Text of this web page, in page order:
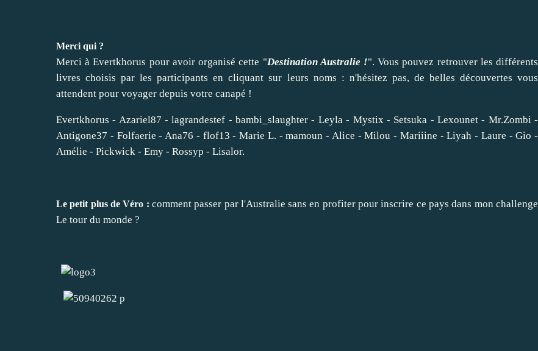
Merci qui ?
Merci à Evertkhorus pour avoir organisé cette "Destination Australie !". Vous pouvez retrouver les différents
livres choisis par les participants en cliquant sur leurs noms : n'hésitez pas, de belles découvertes vous
attendent pour voyager depuis votre canapé !
Evertkhorus - Azariel87 - lagrandestef -bambi_slaughter - Leyla - Mystix - Setsuka - Lexounet - Mr.Zombi -
Antigone37 - Folfaerie - Ana76 - flof13 - Marie L. - mamoun - Alice - Milou - Mariiine -Liyah - Laure - Gio -
Amélie - Pickwick - Emy - Rossyp - Lisalor.
Le petit plus de Véro : comment passer par l'Australie sans en profiter pour inscrire ce pays dans mon challenge
Le tour du monde ?